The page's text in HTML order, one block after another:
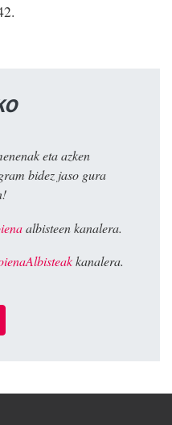
eta azken
bidez jaso gura
albisteen kanalera.
kanalera.